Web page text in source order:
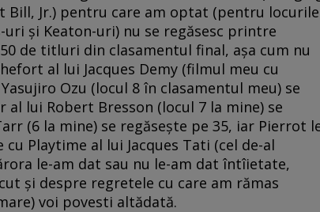
Bill, Jr.) pentru care am optat (pentru locurile
şi Keaton-uri) nu se regăsesc printre
de titluri din clasamentul final, aşa cum nu
al lui Jacques Demy (filmul meu cu
Ozu (locul 8 în clasamentul meu) se
al lui Robert Bresson (locul 7 la mine) se
(6 la mine) se regăseşte pe 35, iar Pierrot
Playtime al lui Jacques Tati (cel de-al
le-am dat sau nu le-am dat întîietate,
şi despre regretele cu care am rămas
voi povesti altădată.